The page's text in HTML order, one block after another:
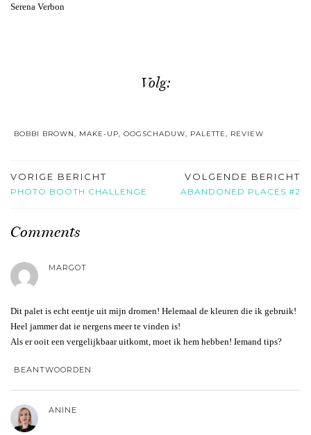
Serena Verbon
Volg:
BOBBI BROWN, MAKE-UP, OOGSCHADUW, PALETTE, REVIEW
VORIGE BERICHT
PHOTO BOOTH CHALLENGE
VOLGENDE BERICHT
ABANDONED PLACES #2
Comments
MARGOT
Dit palet is echt eentje uit mijn dromen! Helemaal de kleuren die ik gebruik!
Heel jammer dat ie nergens meer te vinden is!
Als er ooit een vergelijkbaar uitkomt, moet ik hem hebben! Iemand tips?
BEANTWOORDEN
ANINE